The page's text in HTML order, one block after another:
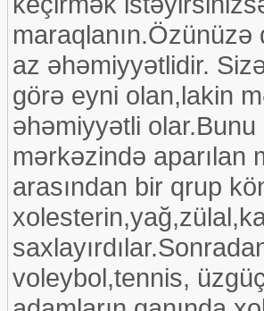
az əhəmiyyətlidir.
görə eyni olan,lakin
əhəmiyyətli
mərkəzində aparılan
arasından bir qrup
voleybol,tennis,